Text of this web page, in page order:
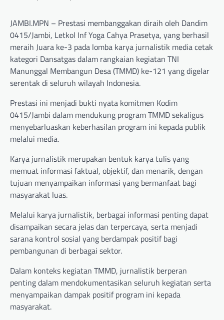
JAMBI.MPN – Prestasi membanggakan diraih oleh Dandim
0415/Jambi, Letkol Inf Yoga Cahya Prasetya, yang berhasil
meraih Juara ke-3 pada lomba karya jurnalistik media cetak
kategori Dansatgas dalam rangkaian kegiatan TNI
Manunggal Membangun Desa (TMMD) ke-121 yang digelar
serentak di seluruh wilayah Indonesia.
Prestasi ini menjadi bukti nyata komitmen Kodim
0415/Jambi dalam mendukung program TMMD sekaligus
menyebarluaskan keberhasilan program ini kepada publik
melalui media.
Karya jurnalistik merupakan bentuk karya tulis yang
memuat informasi faktual, objektif, dan menarik, dengan
tujuan menyampaikan informasi yang bermanfaat bagi
masyarakat luas.
Melalui karya jurnalistik, berbagai informasi penting dapat
disampaikan secara jelas dan terpercaya, serta menjadi
sarana kontrol sosial yang berdampak positif bagi
pembangunan di berbagai sektor.
Dalam konteks kegiatan TMMD, jurnalistik berperan
penting dalam mendokumentasikan seluruh kegiatan serta
menyampaikan dampak positif program ini kepada
masyarakat.